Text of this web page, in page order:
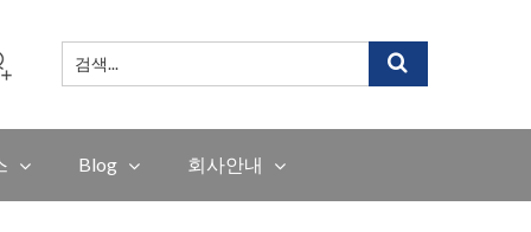
검
색
Blog 회사안내